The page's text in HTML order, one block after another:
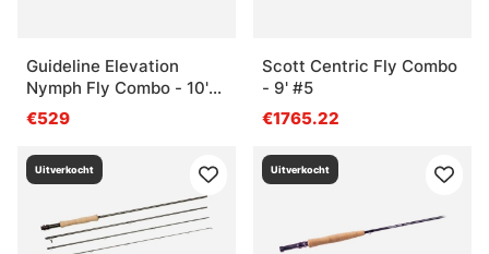
Guideline Elevation
Nymph Fly Combo - 10'2''
#2
€529
Scott Centric Fly Combo
- 9' #5
€1765.22
Uitverkocht Uitverkocht